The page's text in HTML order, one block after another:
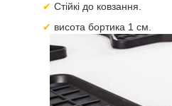
Стійкі до ковзання.
висота бортика 1 см.